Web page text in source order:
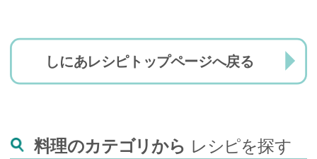
しにあレシピトップページへ戻る
料理のカテゴリから レシピを探す